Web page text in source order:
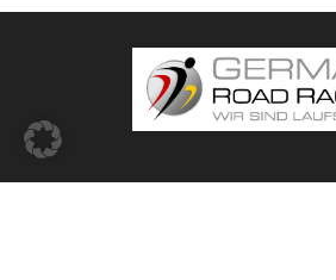
© 2026 -German Road